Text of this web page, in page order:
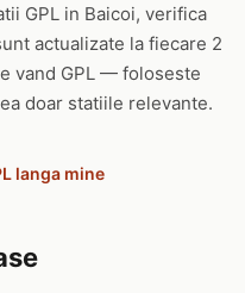
GPL in Baicoi, verifica
actualizate la fiecare 2
vand GPL — foloseste
doar statiile relevante.
langa mine